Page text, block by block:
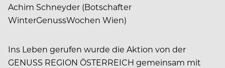
Achim Schneyder (Botschafter
WinterGenussWochen Wien)
Ins Leben gerufen wurde die Aktion von der
GENUSS REGION ÖSTERREICH gemeinsam mit